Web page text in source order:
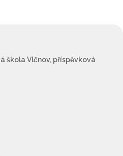
škola Vlčnov, příspěvková